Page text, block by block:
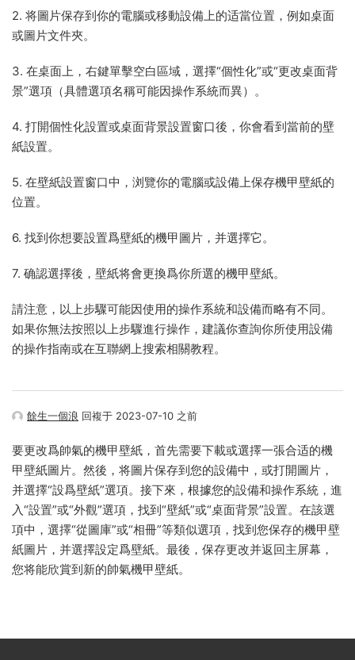
2. 将圖片保存到你的電腦或移動設備上的适當位置，例如桌面
或圖片文件夾。
3. 在桌面上，右鍵單擊空白區域，選擇“個性化”或“更改桌面背
景”選項（具體選項名稱可能因操作系統而異）。
4. 打開個性化設置或桌面背景設置窗口後，你會看到當前的壁
紙設置。
5. 在壁紙設置窗口中，浏覽你的電腦或設備上保存機甲壁紙的
位置。
6. 找到你想要設置爲壁紙的機甲圖片，并選擇它。
7. 确認選擇後，壁紙将會更換爲你所選的機甲壁紙。
請注意，以上步驟可能因使用的操作系統和設備而略有不同。
如果你無法按照以上步驟進行操作，建議你查詢你所使用設備
的操作指南或在互聯網上搜索相關教程。
餘生一個浪 回複于 2023-07-10 之前
要更改爲帥氣的機甲壁紙，首先需要下載或選擇一張合适的機
甲壁紙圖片。然後，将圖片保存到您的設備中，或打開圖片，
并選擇“設爲壁紙”選項。接下來，根據您的設備和操作系統，進
入“設置”或“外觀”選項，找到“壁紙”或“桌面背景”設置。在該選
項中，選擇“從圖庫”或“相冊”等類似選項，找到您保存的機甲壁
紙圖片，并選擇設定爲壁紙。最後，保存更改并返回主屏幕，
您将能欣賞到新的帥氣機甲壁紙。